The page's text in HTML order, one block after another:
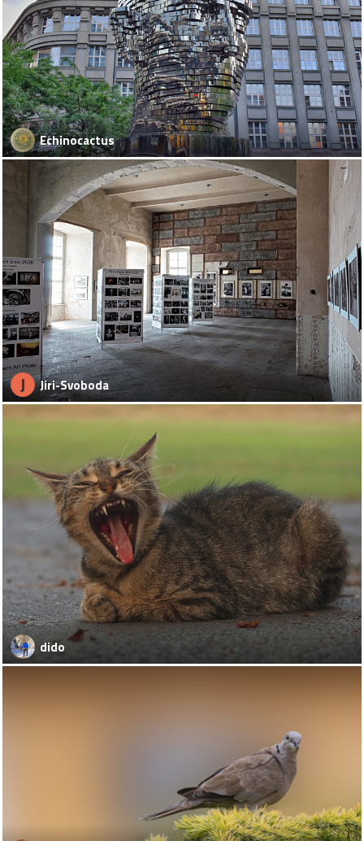
Echinocactus
J Jiri-Svoboda
dido